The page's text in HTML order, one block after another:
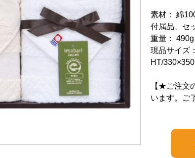
素材： 綿
付属品、セ
重量： 490g
現品サイズ
HT/
【★ご注文
います。ご